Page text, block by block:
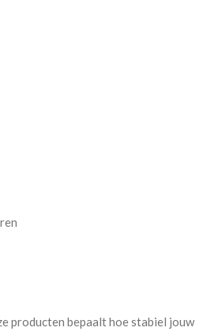
producten bepaalt hoe stabiel jouw